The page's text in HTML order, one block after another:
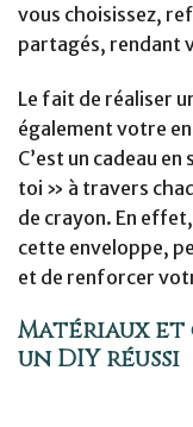
vous choisissez,
partagés, rendant
Le fait de réaliser
également votre
C’est un cadeau
toi » à travers
de crayon. En
cette enveloppe,
et de renforcer
Matériaux et
un DIY réussi